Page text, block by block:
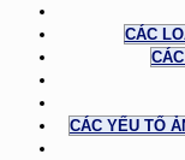
CÁC
CÁC YẾU TỐ